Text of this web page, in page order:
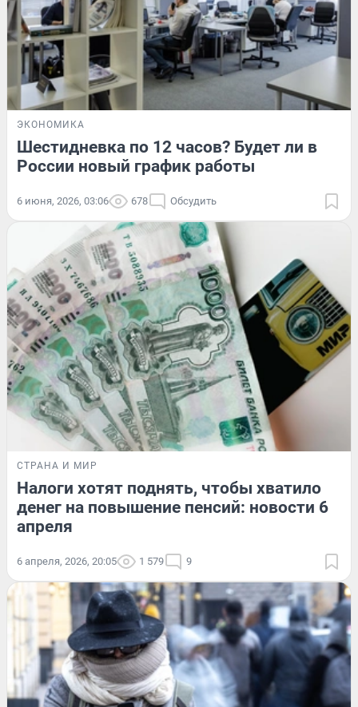
ЭКОНОМИКА
Шестидневка по 12 часов? Будет ли в
России новый график работы
6 июня, 2026, 03:06 678 Обсудить
СТРАНА И МИР
Налоги хотят поднять, чтобы хватило
денег на повышение пенсий: новости 6
апреля
6 апреля, 2026, 20:05 1 579 9